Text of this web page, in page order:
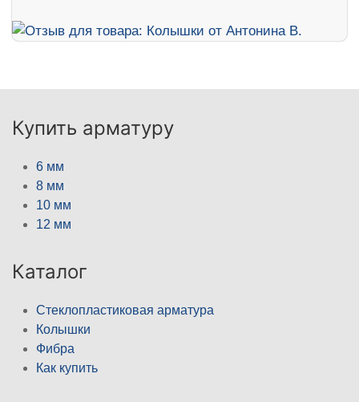
Купить арматуру
6 мм
8 мм
10 мм
12 мм
Каталог
Стеклопластиковая арматура
Колышки
Фибра
Как купить